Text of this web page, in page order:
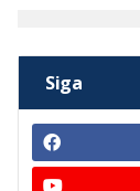
Siga